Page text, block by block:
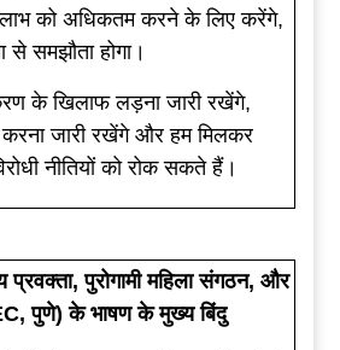
को अधिकतम करने के लिए करेंगे,
समझौता होगा।
के खिलाफ लड़ना जारी रखेंगे,
जारी रखेंगे और हम मिलकर
नीतियों को रोक सकते हैं।
प्रवक्ता, पुरोगामी महिला संगठन, और
पुणे) के भाषण के मुख्य बिंदु